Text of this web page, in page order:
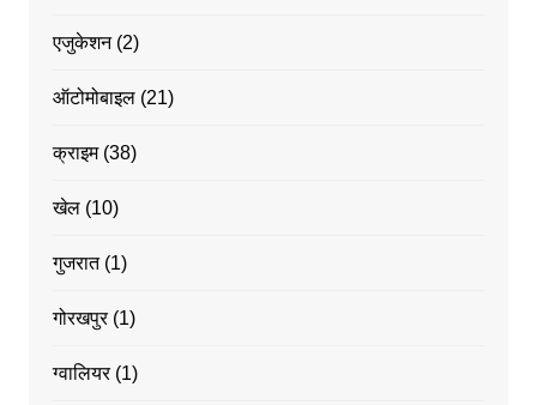
एजुकेशन(2)
ऑटोमोबाइल(21)
क्राइम(38)
खेल(10)
गुजरात(1)
गोरखपुर(1)
ग्वालियर(1)